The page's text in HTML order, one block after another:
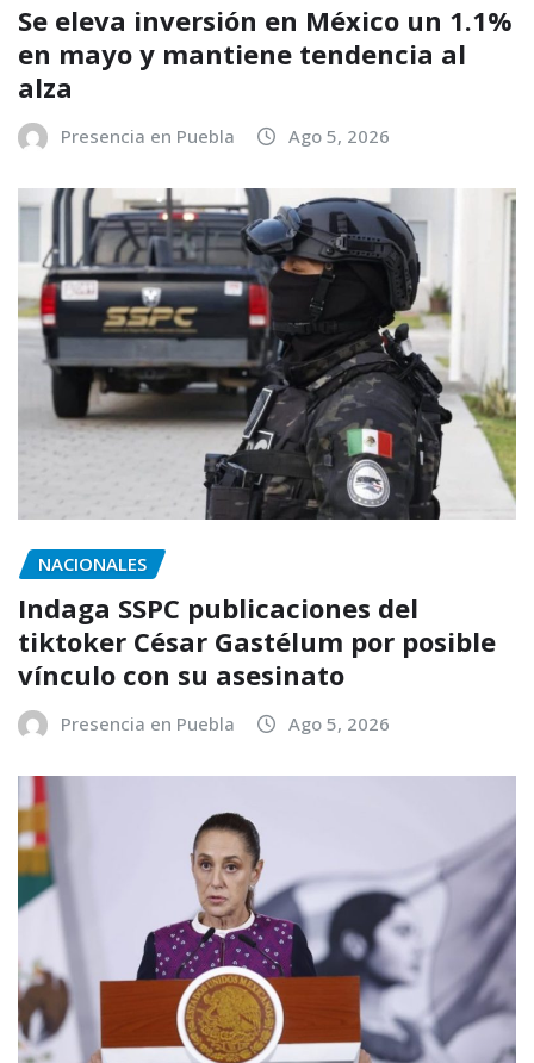
Se eleva inversión en México un 1.1%
en mayo y mantiene tendencia al
alza
Presencia en Puebla Ago 5, 2026
NACIONALES
Indaga SSPC publicaciones del
tiktoker César Gastélum por posible
vínculo con su asesinato
Presencia en Puebla Ago 5, 2026